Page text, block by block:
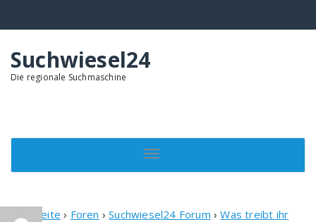
Suchwiesel24
Die regionale Suchmaschine
Toggle navigation
Startseite › Foren › Suchwiesel24 Forum › Was treibt ihr